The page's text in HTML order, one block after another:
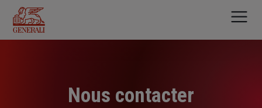
contenu
principal
Nous contacter